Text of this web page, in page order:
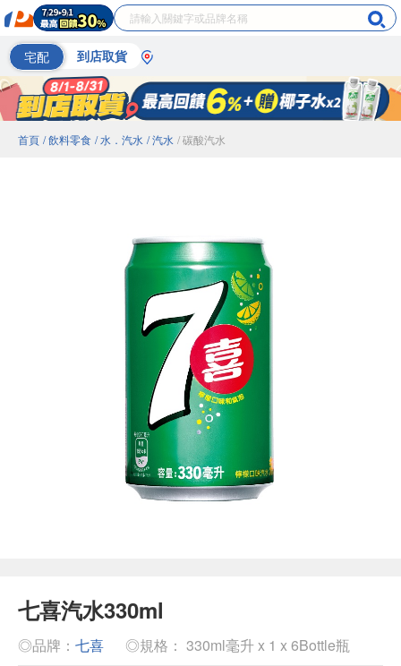
宅配 到店取貨
首頁 / 飲料零食 / 水．汽水 / 汽水 / 碳酸汽水
七喜汽水330ml
◎品牌： 七喜 ◎規格： 330ml毫升 x 1 x 6Bottle瓶